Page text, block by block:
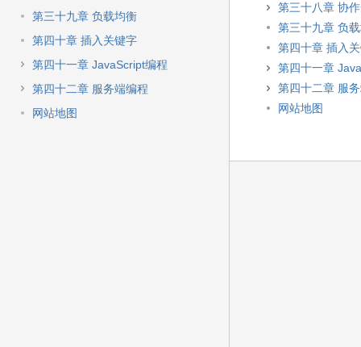
第三十九章 负载均衡
第四十章 插入关键字
第四十一章 JavaScript编程
第四十二章 服务端编程
网站地图
第三十八章 协
第三十九章 负
第四十章 插入
第四十一章
第四十二章 服
网站地图